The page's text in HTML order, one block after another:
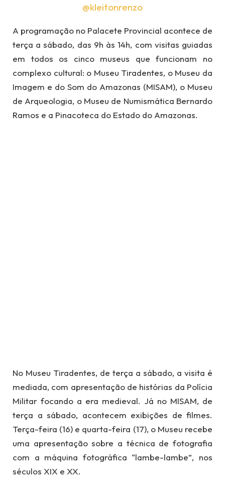
@kleitonrenzo
A programação no Palacete Provincial acontece de
terça a sábado, das 9h às 14h, com visitas guiadas
em todos os cinco museus que funcionam no
complexo cultural: o Museu Tiradentes, o Museu da
Imagem e do Som do Amazonas (MISAM), o Museu
de Arqueologia, o Museu de Numismática Bernardo
Ramos e a Pinacoteca do Estado do Amazonas.
No Museu Tiradentes, de terça a sábado, a visita é
mediada, com apresentação de histórias da Polícia
Militar focando a era medieval. Já no MISAM, de
terça a sábado, acontecem exibições de filmes.
Terça-feira (16) e quarta-feira (17), o Museu recebe
uma apresentação sobre a técnica de fotografia
com a máquina fotográfica “lambe-lambe”, nos
séculos XIX e XX.